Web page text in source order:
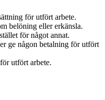
för utfört arbete.
belöning eller erkänsla.
för något annat.
ge någon betalning för utfört
utfört arbete.